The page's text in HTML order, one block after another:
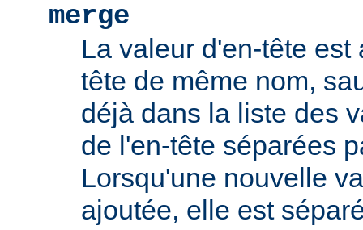
merge
La valeur d'en-tête est
tête de même nom,
déjà dans la liste des
de l'en-tête séparées
Lorsqu'une nouvelle
ajoutée, elle est